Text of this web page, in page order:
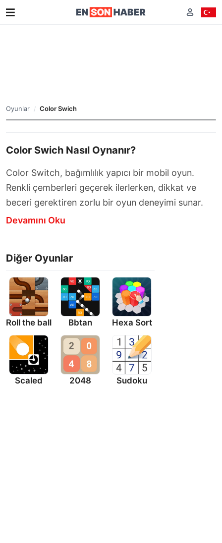
Oyunlar Color Swich
Color
Swich
Color Swich Nasıl Oynanır?
Color Switch, bağımlılık yapıcı bir mobil oyun.
Renkli çemberleri geçerek ilerlerken, dikkat ve
beceri gerektiren zorlu bir oyun deneyimi sunar.
Devamını Oku
Diğer Oyunlar
Roll the ball Bbtan Hexa Sort
Scaled 2048 Sudoku